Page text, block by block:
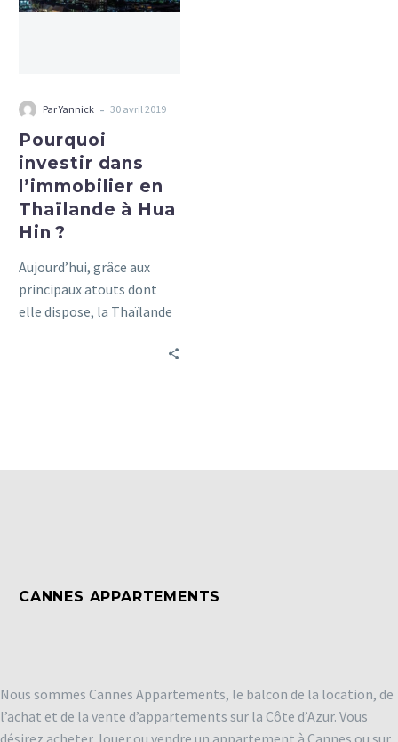
en
Par Yannick - 30 avril 2019
Pourquoi
investir dans
l’immobilier en
Thaïlande à Hua
Hin ?
Aujourd’hui, grâce aux
principaux atouts dont
elle dispose, la Thaïlande
nombreux touristes, mais
CANNES APPARTEMENTS
Nous sommes Cannes Appartements, le balcon de la location, de
l’achat et de la vente d’appartements sur la Côte d’Azur. Vous